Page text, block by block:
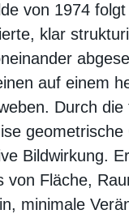
von 1974
klar
auf einem
Durch die
geometrische
Bildwirkung.
von Fläche,
minimale